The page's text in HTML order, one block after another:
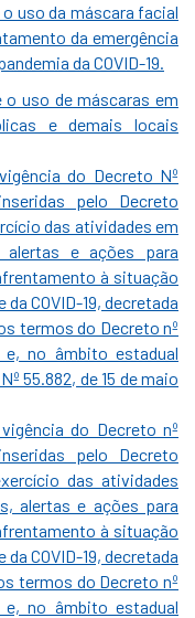
uso da máscara facial
da emergência
da COVID-19.
o uso de máscaras em
e demais locais
do Decreto Nº
pelo Decreto
das atividades em
e ações para
à situação
COVID-19, decretada
termos do Decreto nº
e, no âmbito estadual
55.882, de 15 de maio
do Decreto nº
pelo Decreto
das atividades
alertas e ações para
à situação
COVID-19, decretada
termos do Decreto nº
e, no âmbito estadual